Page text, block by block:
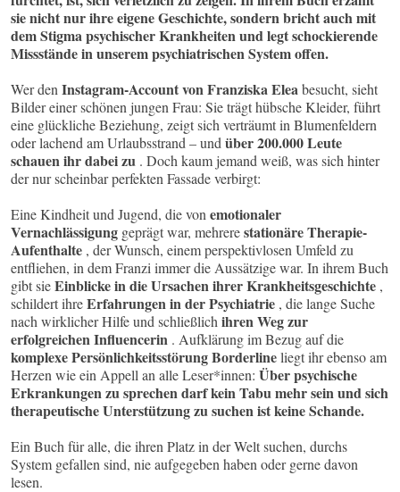
sie nicht nur ihre eigene Geschichte, sondern bricht auch mit
dem Stigma psychischer Krankheiten und legt schockierende
Missstände in unserem psychiatrischen System offen.
Wer den Instagram-Account von Franziska Eleabesucht, sieht
Bilder einer schönen jungen Frau: Sie trägt hübsche Kleider, führt
eine glückliche Beziehung, zeigt sich verträumt in Blumenfeldern
oder lachend am Urlaubsstrand – und über 200.000 Leute
schauen ihr dabei zu . Doch kaum jemand weiß, was sich hinter
der nur scheinbar perfekten Fassade verbirgt:
Eine Kindheit und Jugend, die von emotionaler
Vernachlässigung geprägt war, mehrerestationäre Therapie-
Aufenthalte , der Wunsch, einem perspektivlosen Umfeld zu
entfliehen, in dem Franzi immer die Aussätzige war. In ihrem Buch
gibt sieEinblicke in die Ursachen ihrer Krankheitsgeschichte ,
schildert ihreErfahrungen in der Psychiatrie , die lange Suche
nach wirklicher Hilfe und schließlich ihren Weg zur
erfolgreichen Influencerin . Aufklärung im Bezug auf die
komplexe Persönlichkeitsstörung Borderlineliegt ihr ebenso am
Herzen wie ein Appell an alle Leser*innen: Über psychische
Erkrankungen zu sprechen darf kein Tabu mehr sein und sich
therapeutische Unterstützung zu suchen ist keine Schande.
Ein Buch für alle, die ihren Platz in der Welt suchen, durchs
System gefallen sind, nie aufgegeben haben oder gerne davon
lesen.